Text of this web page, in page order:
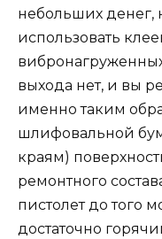
небольших денег,
использовать
выхода нет, и вы
именно таким
шлифовальной
краям)
ремонтного
пистолет до того
достаточно